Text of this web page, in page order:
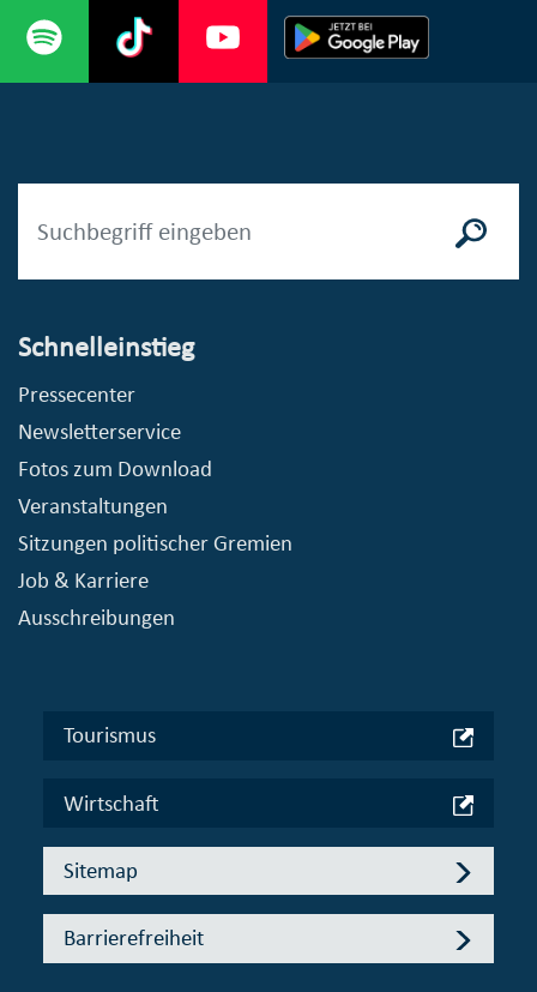
Schnelleinstieg
Pressecenter
Newsletterservice
Fotos zum Download
Veranstaltungen
Sitzungen politischer Gremien
Job & Karriere
Ausschreibungen
Tourismus
Wirtschaft
Sitemap
Barrierefreiheit